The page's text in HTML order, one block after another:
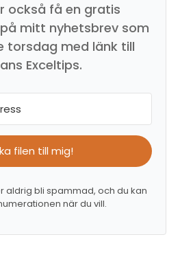
också få en gratis
mitt nyhetsbrev som
torsdag med länk till
Exceltips.
filen till mig!
aldrig bli spammad, och du kan
när du vill.